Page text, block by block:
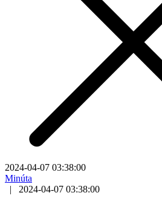
2024-04-07 03:38:00
Minúta
|
2024-04-07 03:38:00